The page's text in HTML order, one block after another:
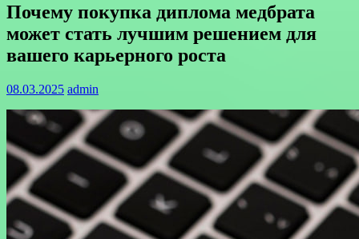
Почему покупка диплома медбрата
может стать лучшим решением для
вашего карьерного роста
08.03.2025 admin